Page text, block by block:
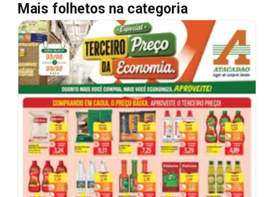
Mais folhetos na categoria